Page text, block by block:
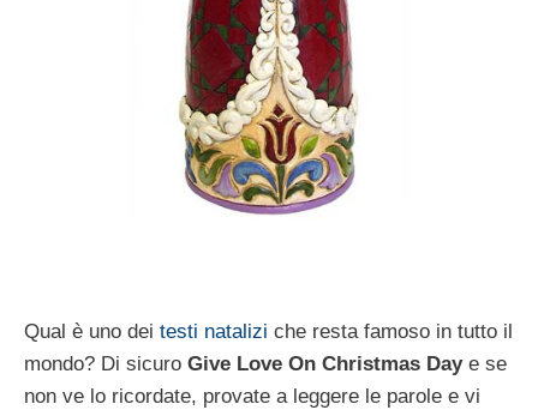
Qual è uno dei testi natalizi che resta famoso in tutto il
mondo? Di sicuro Give Love On Christmas Daye se
non ve lo ricordate, provate a leggere le parole e vi